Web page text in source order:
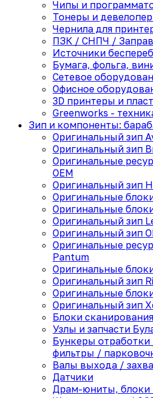
Чипы и
Тонеры и
Чернила для
ПЗК / СНПЧ /
Источники
Бумага, фольга,
Сетевое
Офисное
3D принтеры и
Greenworks -
Зип и компоненты:
Оригинальный зип
Оригинальный зип
Оригинальные
OEM
Оригинальный зип
Оригинальные
Оригинальные
Оригинальный зип
Оригинальный зип
Оригинальные
Pantum
Оригинальные
Оригинальный зип
Оригинальные
Оригинальный зип
Блоки сканирования
Узлы и запчасти
Бункеры
фильтры /
Валы выхода /
Датчики
Драм-юниты, блоки